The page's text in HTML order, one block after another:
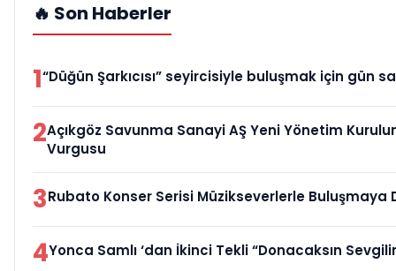
🔥 Son Haberler
1“Düğün Şarkıcısı” seyircisiyle buluşmak için gün
2Açıkgöz Savunma Sanayi AŞ Yeni Yönetim
Vurgusu
3Rubato Konser Serisi Müzikseverlerle Buluşmaya
4Yonca Samlı ‘dan İkinci Tekli “Donacaksın